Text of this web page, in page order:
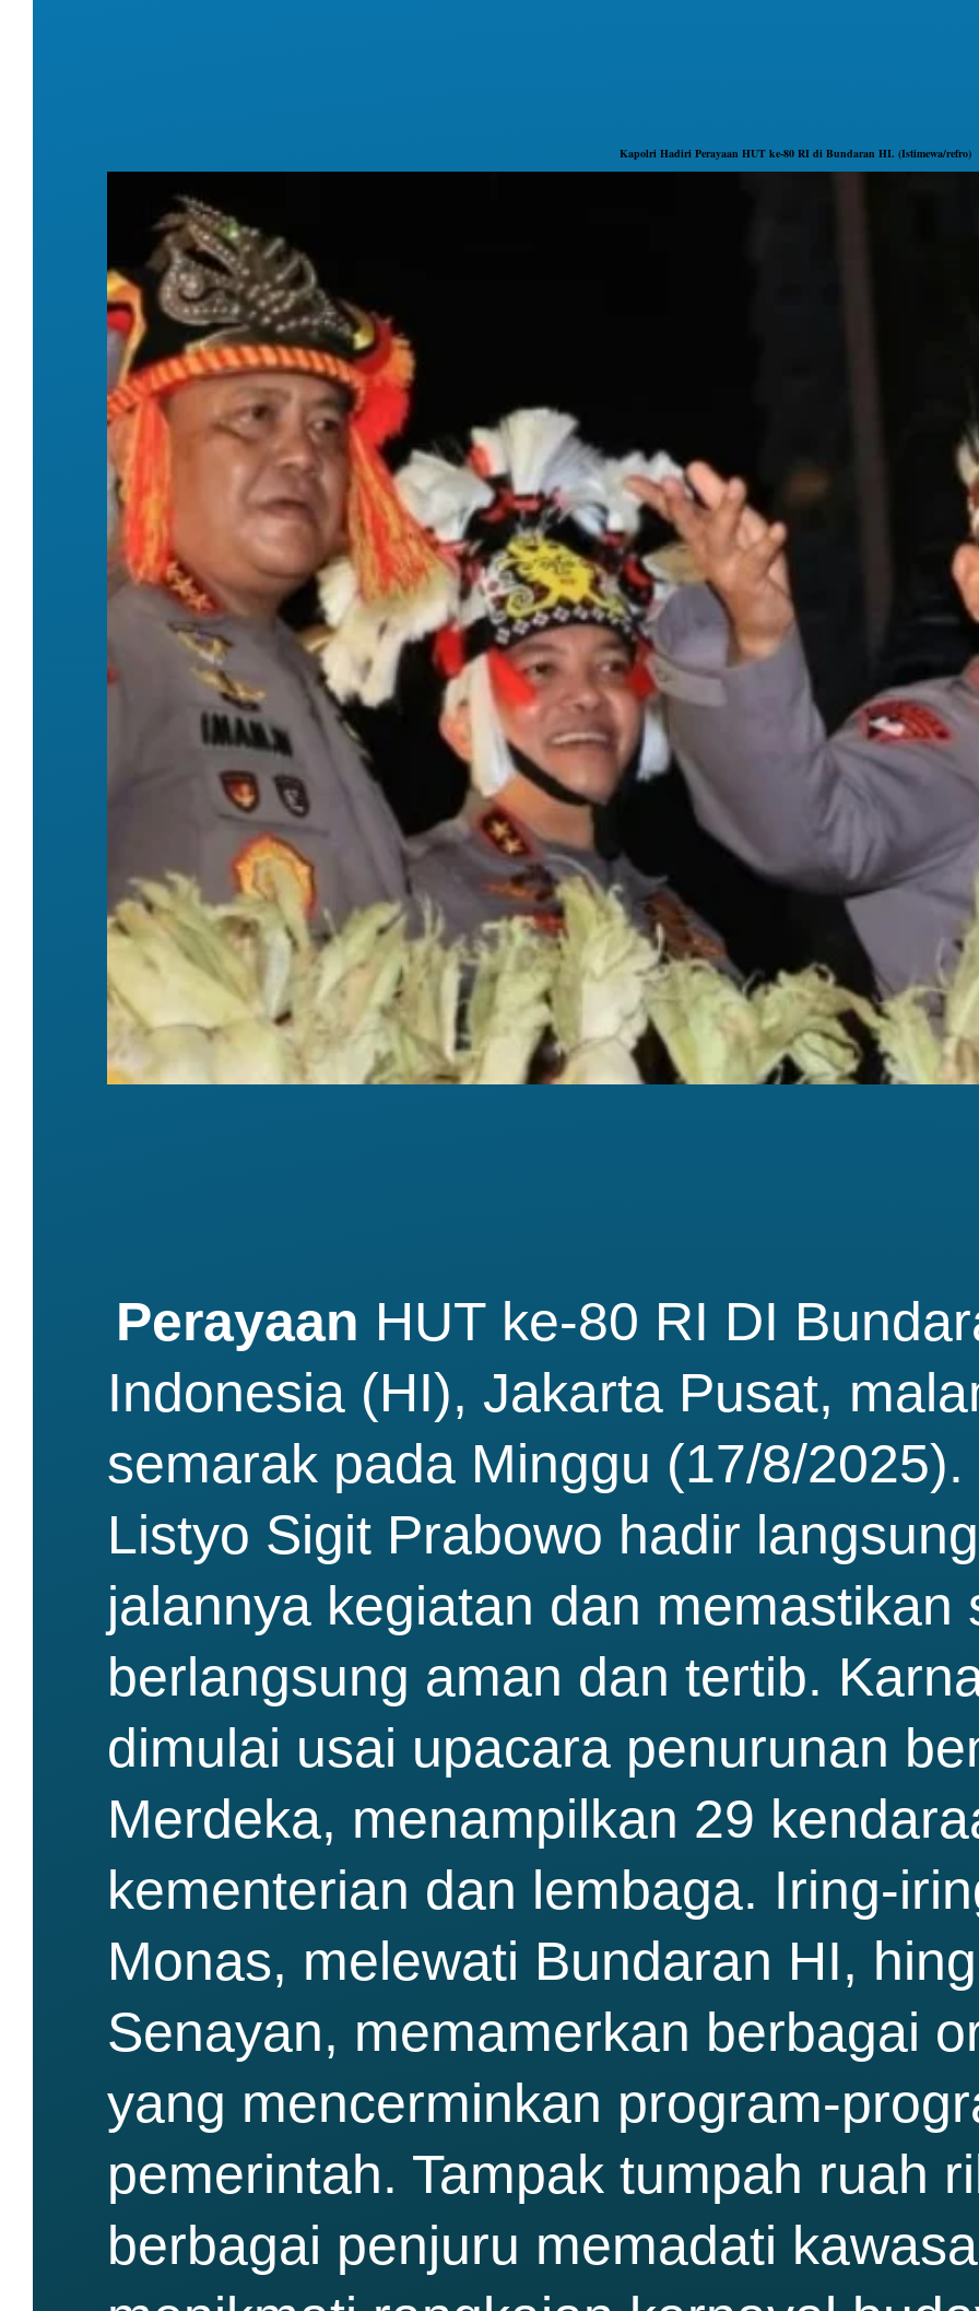
Kapolri Hadiri Perayaan HUT ke-80 RI di Bundaran HI. (Istimewa/refro)
Perayaan HUT ke-80 RI DI
Indonesia (HI), Jakarta Pusat,
semarak pada Minggu (17/8/
Listyo Sigit Prabowo hadir
jalannya kegiatan dan memastikan
berlangsung aman dan tertib.
dimulai usai upacara penurunan
Merdeka, menampilkan 29
kementerian dan lembaga. Iring-
Monas, melewati Bundaran HI,
Senayan, memamerkan berbagai
yang mencerminkan program-
pemerintah. Tampak tumpah ruah
berbagai penjuru memadati